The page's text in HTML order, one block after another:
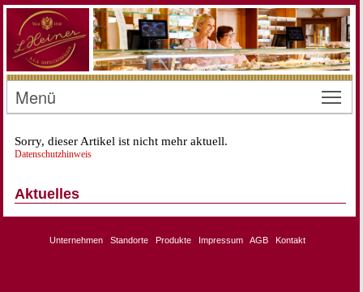
Menü
Sorry, dieser Artikel ist nicht mehr aktuell.
Datenschutzhinweis
Aktuelles
Unternehmen Standorte Produkte Impressum AGB Kontakt